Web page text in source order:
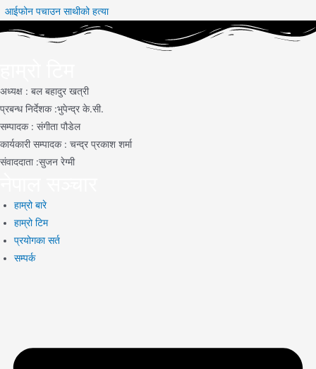
आईफोन पचाउन साथीको हत्या
अध्यक्ष : बल बहादुर खत्री
प्रबन्ध निर्देशक :भुपेन्द्र के.सी.
सम्पादक : संगीता पौडेल
कार्यकारी सम्पादक : चन्द्र प्रकाश शर्मा
संवाददाता :सुजन रेग्मी
हाम्रो बारे
हाम्रो टिम
प्रयोगका सर्त
सम्पर्क